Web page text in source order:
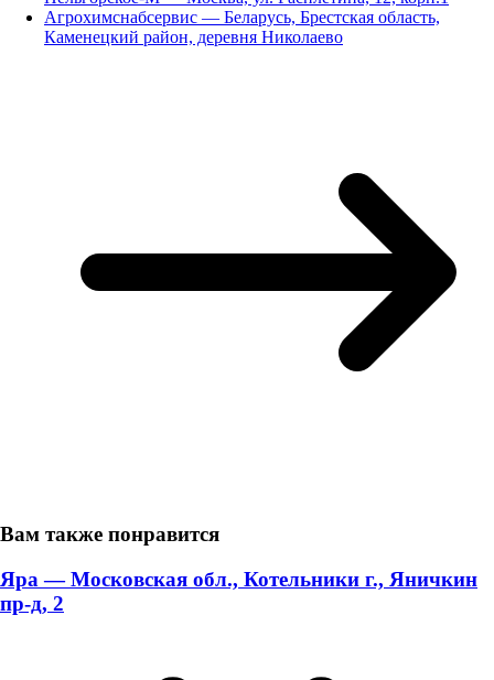
Агрохимснабсервис — Беларусь, Брестская область,
Каменецкий район, деревня Николаево
Вам также понравится
Яра — Московская обл., Котельники г., Яничкин
пр-д, 2